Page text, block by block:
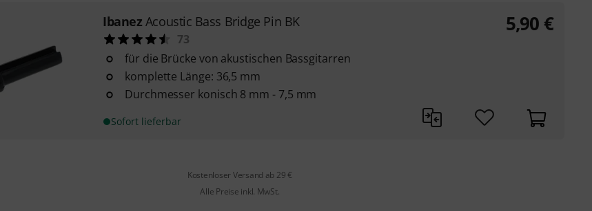
Ibanez Acoustic Bass Bridge Pin BK
73
für die Brücke von akustischen Bassgitarren
komplette Länge: 36,5 mm
Durchmesser konisch 8 mm - 7,5 mm
Sofort lieferbar
5,90 €
Kostenloser Versand ab 29 €
Alle Preise inkl. MwSt.